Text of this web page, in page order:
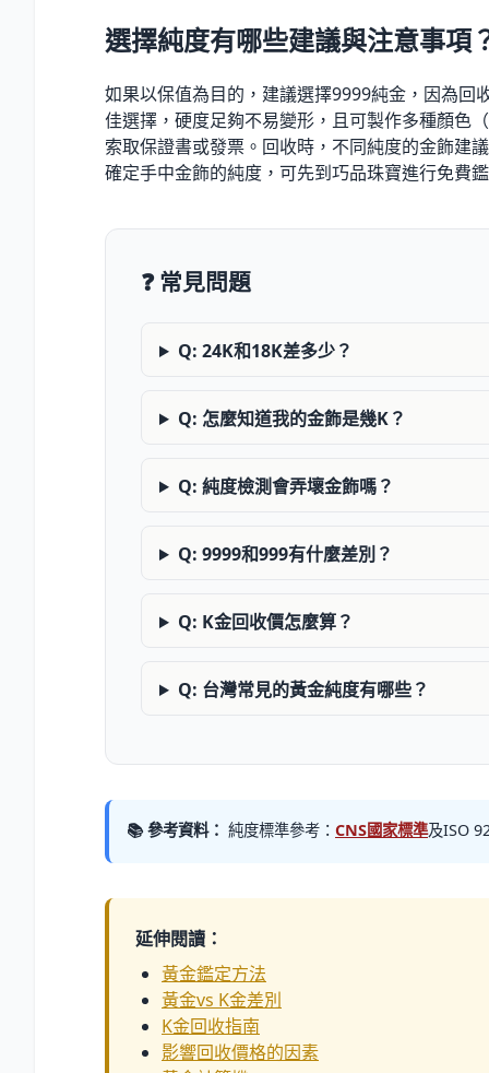
選擇純度有哪些建議與注意事項
如果以保值為目的，建議選擇9999純金，因為回
佳選擇，硬度足夠不易變形，且可製作多種顏色
索取保證書或發票。回收時，不同純度的金飾建
確定手中金飾的純度，可先到巧品珠寶進行免費
❓ 常見問題
Q: 24K和18K差多少？
Q: 怎麼知道我的金飾是幾K？
Q: 純度檢測會弄壞金飾嗎？
Q: 9999和999有什麼差別？
Q: K金回收價怎麼算？
Q: 台灣常見的黃金純度有哪些？
📚 參考資料： 純度標準參考： CNS國家標準及ISO
延伸閱讀：
黃金鑑定方法
黃金vs K金差別
K金回收指南
影響回收價格的因素